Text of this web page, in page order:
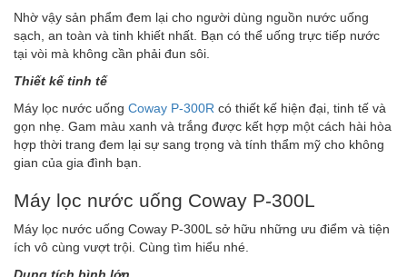
Nhờ vậy sản phẩm đem lại cho người dùng nguồn nước uống
sạch, an toàn và tinh khiết nhất. Bạn có thể uống trực tiếp nước
tại vòi mà không cần phải đun sôi.
Thiết kế tinh tế
Máy lọc nước uống Coway P-300R có thiết kế hiện đại, tinh tế và
gọn nhẹ. Gam màu xanh và trắng được kết hợp một cách hài hòa
hợp thời trang đem lại sự sang trọng và tính thẩm mỹ cho không
gian của gia đình bạn.
Máy lọc nước uống Coway P-300L
Máy lọc nước uống Coway P-300L sở hữu những ưu điểm và tiện
ích vô cùng vượt trội. Cùng tìm hiểu nhé.